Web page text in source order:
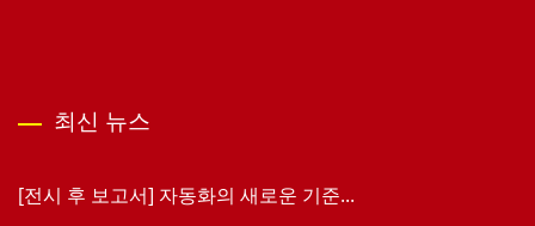
최신 뉴스
[전시 후 보고서] 자동화의 새로운 기준...